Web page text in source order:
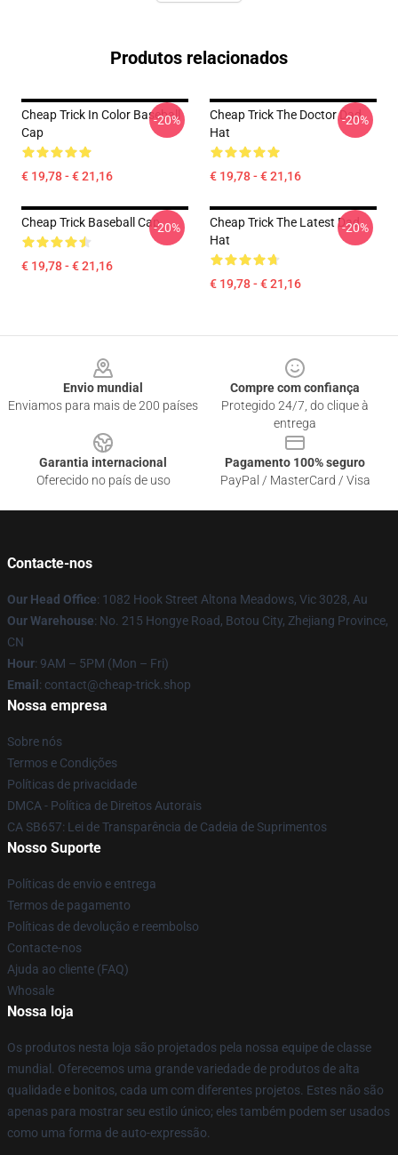
Produtos relacionados
Cheap Trick In Color Baseball
Cap
€ 19,78 - € 21,16
-20%
Cheap Trick The Doctor Dad
Hat
€ 19,78 - € 21,16
-20%
Cheap Trick Baseball Cap
€ 19,78 - € 21,16
-20%
Cheap Trick The Latest Dad
Hat
€ 19,78 - € 21,16
-20%
Envio mundial
Enviamos para mais de 200 países
Compre com confiança
Protegido 24/7, do clique à
entrega
Garantia internacional
Oferecido no país de uso
Pagamento 100% seguro
PayPal / MasterCard / Visa
Contacte-nos
Our Head Office: 1082 Hook Street Altona Meadows, Vic 3028, Au
Our Warehouse: No. 215 Hongye Road, Botou City, Zhejiang Province,
CN
Hour: 9AM – 5PM (Mon – Fri)
Email : contact@cheap-trick.shop
Nossa empresa
Sobre nós
Termos e Condições
Políticas de privacidade
DMCA - Política de Direitos Autorais
CA SB657: Lei de Transparência de Cadeia de Suprimentos
Nosso Suporte
Políticas de envio e entrega
Termos de pagamento
Políticas de devolução e reembolso
Contacte-nos
Ajuda ao cliente (FAQ)
Whosale
Nossa loja
Os produtos nesta loja são projetados pela nossa equipe de classe
mundial. Oferecemos uma grande variedade de produtos de alta
qualidade e bonitos, cada um com diferentes projetos. Estes não são
apenas para mostrar seu estilo único; eles também podem ser usados
como uma forma de auto-expressão.